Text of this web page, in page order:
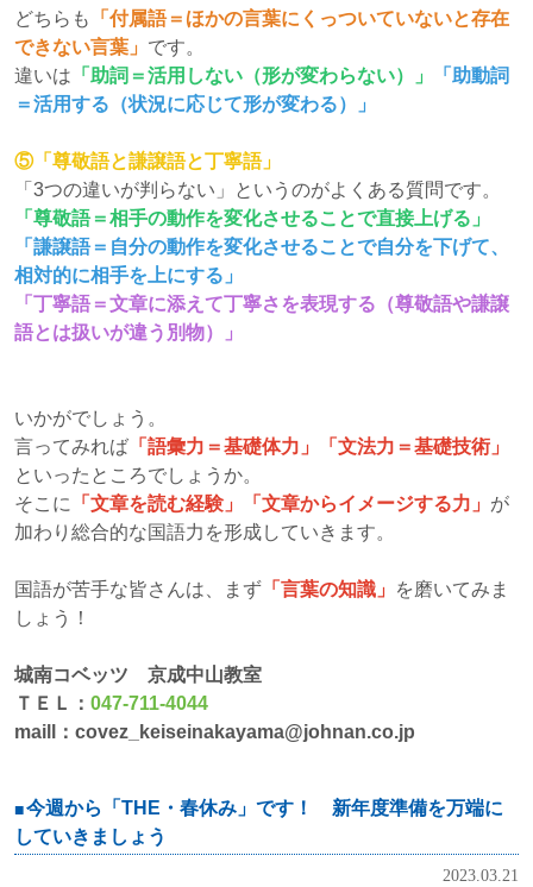
どちらも
「付属語＝ほかの言葉にくっついていないと存在
できない言葉」 です。
違いは 「助詞＝活用しない（形が変わらない）」
「助動詞
＝活用する（状況に応じて形が変わる）」
⑤「尊敬語と謙譲語と丁寧語」
「3つの違いが判らない」というのがよくある質問です。
「尊敬語＝相手の動作を変化させることで直接上げる」
「謙譲語＝自分の動作を変化させることで自分を下げて、
相対的に相手を上にする」
「丁寧語＝文章に添えて丁寧さを表現する（尊敬語や謙譲
語とは扱いが違う別物）」
いかがでしょう。
言ってみれば 「語彙力＝基礎体力」「文法力＝基礎技術」
といったところでしょうか。
そこに
「文章を読む経験」「文章からイメージする力」 が
加わり総合的な国語力を形成していきます。
国語が苦手な皆さんは、まず 「言葉の知識」
を磨いてみま
しょう！
城南コベッツ 京成中山教室
ＴＥＬ： 047-711-4044
maill：covez_keiseinakayama@johnan.co.jp
今週から「THE・春休み」です！ 新年度準備を万端に
していきましょう
2023.03.21